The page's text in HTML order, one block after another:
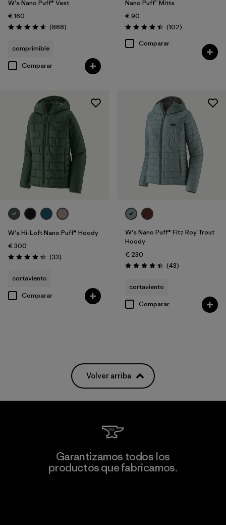
W's Nano Puff® Vest
€ 160
Puntuación: 4.6 / 5
(868Reseñas
)
comprimible
Comparar
Nano Puff™ Mitts
€ 90
Puntuación: 4.4 / 5
(102Reseñas
)
Comparar
W's Hi-Loft Nano Puff® Hoody
€ 300
Puntuación: 4.3 / 5
(33Reseñas
)
cortaviento
Comparar
W's Nano Puff® Fitz Roy Trout
Hoody
€ 230
Puntuación: 4.4 / 5
(43Reseñas
)
cortaviento
Comparar
Volver arriba
Garantizamos todos los
productos que fabricamos.